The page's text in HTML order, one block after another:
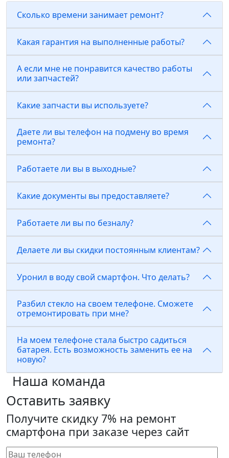
Сколько времени занимает ремонт?
Какая гарантия на выполненные работы?
А если мне не понравится качество работы
или запчастей?
Какие запчасти вы используете?
Даете ли вы телефон на подмену во время
ремонта?
Работаете ли вы в выходные?
Какие документы вы предоставляете?
Работаете ли вы по безналу?
Делаете ли вы скидки постоянным клиентам?
Уронил в воду свой смартфон. Что делать?
Разбил стекло на своем телефоне. Сможете
отремонтировать при мне?
На моем телефоне стала быстро садиться
батарея. Есть возможность заменить ее на
новую?
Наша команда
Оставить заявку
Получите скидку 7% на ремонт
смартфона при заказе через сайт